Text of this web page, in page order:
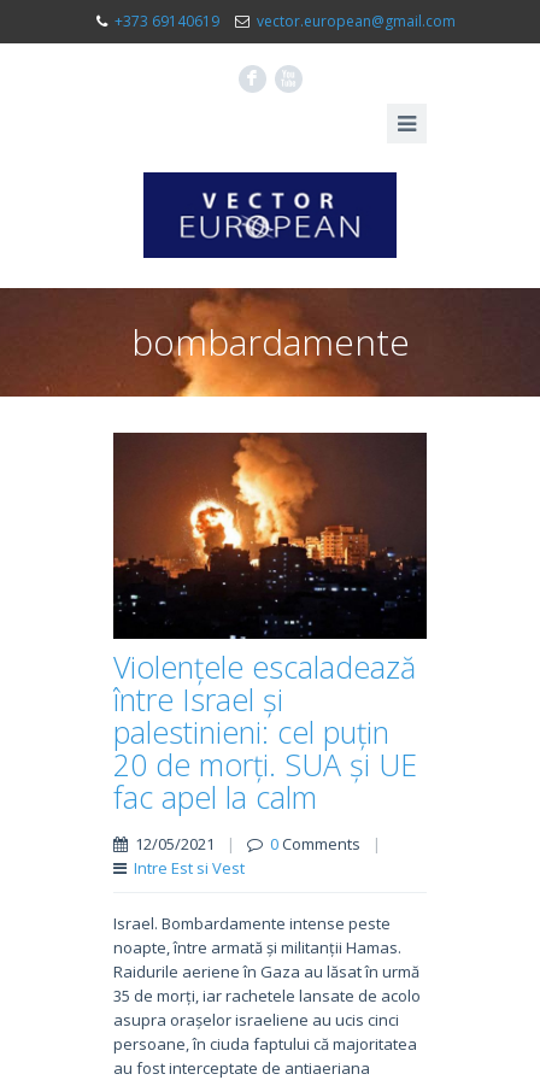
+373 69140619 vector.european@gmail.com
F X
bombardamente
Violențele escaladează
între Israel și
palestinieni: cel puțin
20 de morți. SUA și UE
fac apel la calm
12/05/2021 | 0Comments
|
Intre Est si Vest
Israel. Bombardamente intense peste
noapte, între armată și militanții Hamas.
Raidurile aeriene în Gaza au lăsat în urmă
35 de morți, iar rachetele lansate de acolo
asupra orașelor israeliene au ucis cinci
persoane, în ciuda faptului că majoritatea
au fost interceptate de antiaeriana